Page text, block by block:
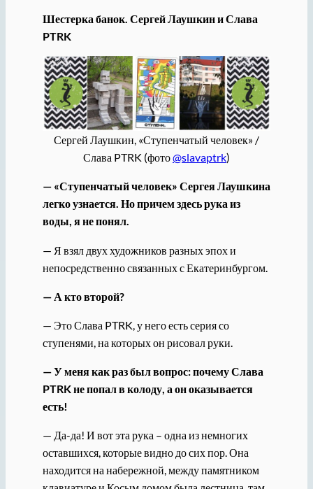
Шестерка банок. Сергей Лаушкин и Слава
PTRK
Сергей Лаушкин, «Ступенчатый человек» /
Слава PTRK (фото@slavaptrk)
— «Ступенчатый человек» Сергея Лаушкина
легко узнается. Но причем здесь рука из
воды, я не понял.
— Я взял двух художников разных эпох и
непосредственно связанных с Екатеринбургом.
— А кто второй?
— Это Слава PTRK, у него есть серия со
ступенями, на которых он рисовал руки.
— У меня как раз был вопрос: почему Слава
PTRK не попал в колоду, а он оказывается
есть!
— Да-да! И вот эта рука – одна из немногих
оставшихся, которые видно до сих пор. Она
находится на набережной, между памятником